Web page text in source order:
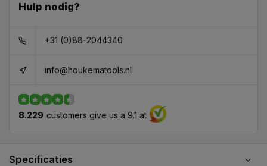
Hulp nodig?
+31 (0)88-2044340
info@houkematools.nl
8.229 customers give us a 9.1 at
Specificaties